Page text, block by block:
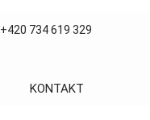
+420 734 619 329
KONTAKT